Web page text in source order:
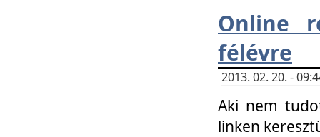
Online
félévre
2013. 02. 20. -
Aki nem
linken